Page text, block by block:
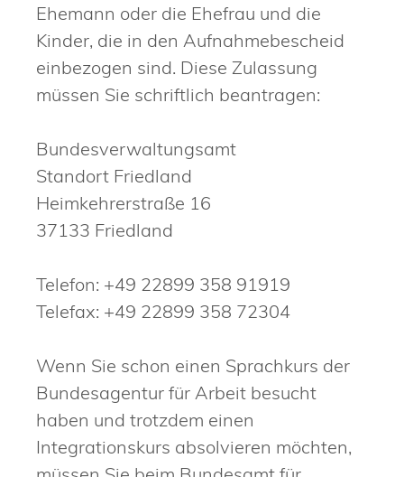
Ehemann oder die Ehefrau und die
Kinder, die in den Aufnahmebescheid
einbezogen sind. Diese Zulassung
müssen Sie schriftlich beantragen:
Bundesverwaltungsamt
Standort Friedland
Heimkehrerstraße 16
37133 Friedland
Telefon: +49 22899 358 91919
Telefax: +49 22899 358 72304
Wenn Sie schon einen Sprachkurs der
Bundesagentur für Arbeit besucht
haben und trotzdem einen
Integrationskurs absolvieren möchten,